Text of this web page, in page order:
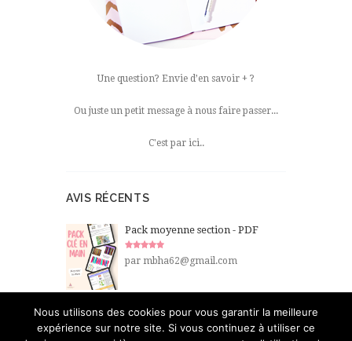
Une question? Envie d’en savoir + ?
Ou juste un petit message à nous faire passer...
C'est par ici..
AVIS RÉCENTS
Pack moyenne section - PDF
sur 5
par mbha62@gmail.com
Nous utilisons des cookies pour vous garantir la meilleure
expérience sur notre site. Si vous continuez à utiliser ce